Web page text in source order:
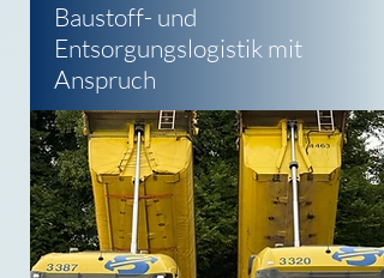
Baustoff- und
Entsorgungslogistik mit
Anspruch